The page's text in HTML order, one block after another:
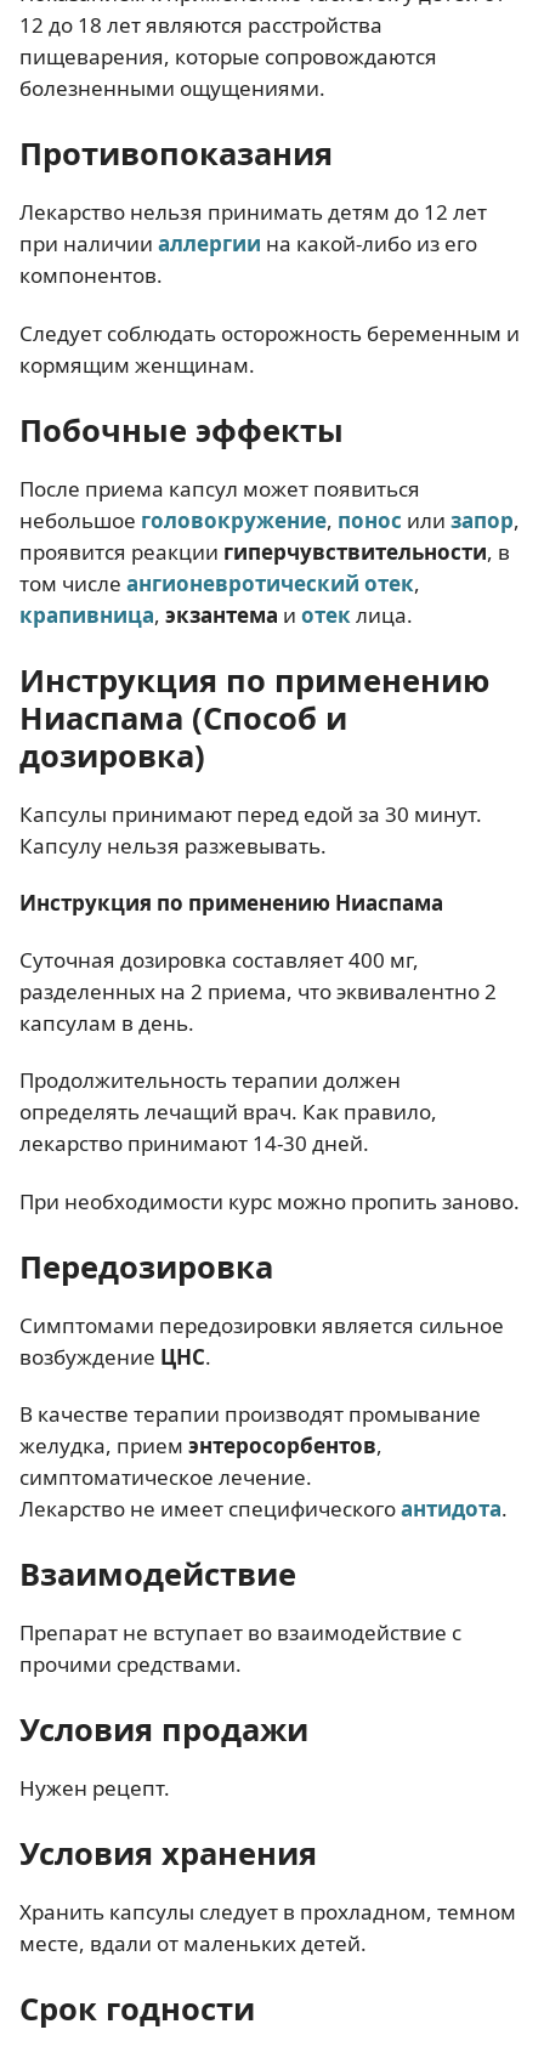
12 до 18 лет являются расстройства
пищеварения, которые сопровождаются
болезненными ощущениями.
Противопоказания
Лекарство нельзя принимать детям до 12 лет
при наличии аллергии на какой-либо из его
компонентов.
Следует соблюдать осторожность беременным и
кормящим женщинам.
Побочные эффекты
После приема капсул может появиться
небольшое головокружение, понос или запор,
проявится реакции гиперчувствительности, в
том числе ангионевротический отек,
крапивница, экзантема и отек лица.
Инструкция по применению
Ниаспама (Способ и
дозировка)
Капсулы принимают перед едой за 30 минут.
Капсулу нельзя разжевывать.
Инструкция по применению Ниаспама
Суточная дозировка составляет 400 мг,
разделенных на 2 приема, что эквивалентно 2
капсулам в день.
Продолжительность терапии должен
определять лечащий врач. Как правило,
лекарство принимают 14-30 дней.
При необходимости курс можно пропить заново.
Передозировка
Симптомами передозировки является сильное
возбуждение ЦНС.
В качестве терапии производят промывание
желудка, прием энтеросорбентов,
симптоматическое лечение.
Лекарство не имеет специфическогоантидота.
Взаимодействие
Препарат не вступает во взаимодействие с
прочими средствами.
Условия продажи
Нужен рецепт.
Условия хранения
Хранить капсулы следует в прохладном, темном
месте, вдали от маленьких детей.
Срок годности